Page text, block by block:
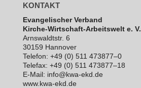
KONTAKT
Evan­ge­li­scher Verband
Kirche-Wirt­schaft-Arbeits­welt e. V.
Arns­waldt­str. 6
30159 Hannover
Telefon: +49 (0) 511 473877–0
Telefax: +49 (0) 511 473877–18
E‑Mail: info@kwa-ekd.de
www.kwa-ekd.de